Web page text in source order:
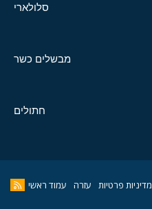
סלולארי
מבשלים כשר
חתולים
מדיניות פרטיות עזרה עמוד ראשי